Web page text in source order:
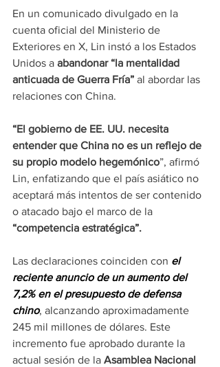
En un comunicado divulgado en la
cuenta oficial del Ministerio de
Exteriores en X, Lin instó a los Estados
Unidos a abandonar “la mentalidad
anticuada de Guerra Fría” al abordar las
relaciones con China.
“El gobierno de EE. UU. necesita
entender que China no es un reflejo de
su propio modelo hegemónico”, afirmó
Lin, enfatizando que el país asiático no
aceptará más intentos de ser contenido
o atacado bajo el marco de la
“competencia estratégica”.
Las declaraciones coinciden con el
reciente anuncio de un aumento del
7,2% en el presupuesto de defensa
chino, alcanzando aproximadamente
245 mil millones de dólares. Este
incremento fue aprobado durante la
actual sesión de la Asamblea Nacional